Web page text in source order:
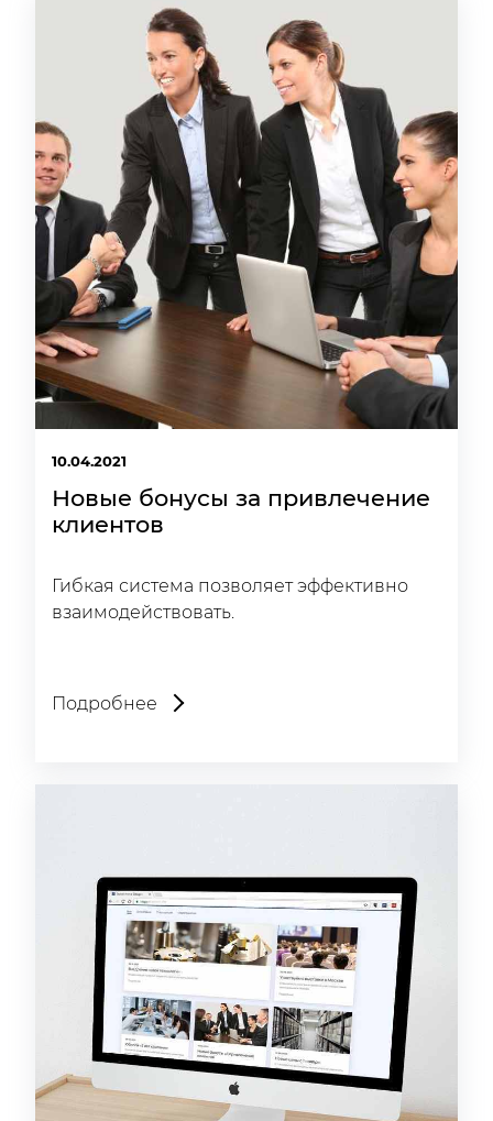
10.04.2021
Новые бонусы за привлечение
клиентов
Гибкая система позволяет эффективно
взаимодействовать.
Подробнее